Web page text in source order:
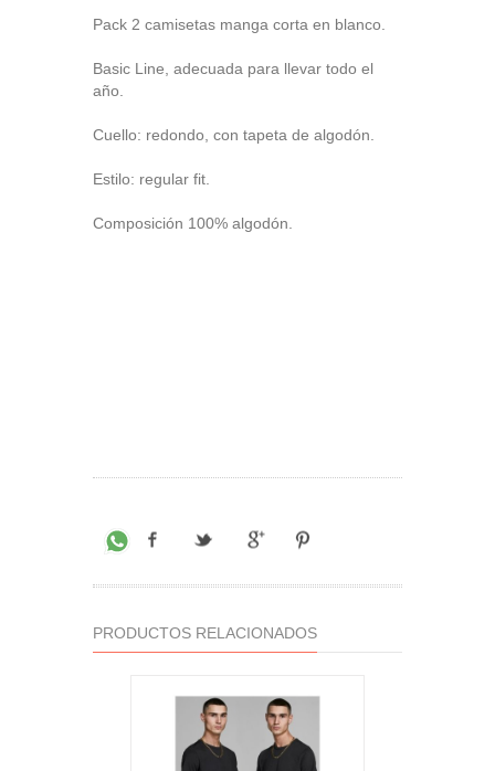
Pack 2 camisetas manga corta en blanco.
Basic Line, adecuada para llevar todo el
año.
Cuello: redondo, con tapeta de algodón.
Estilo: regular fit.
Composición 100% algodón.
PRODUCTOS RELACIONADOS